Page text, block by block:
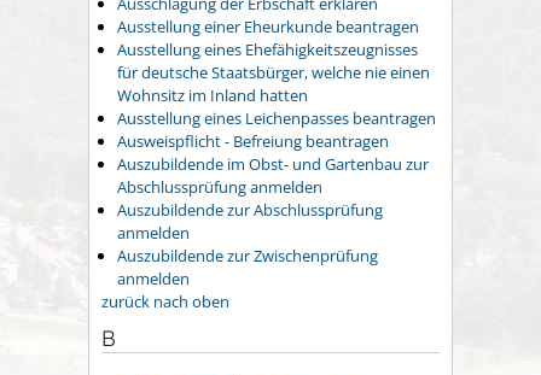
Ausstellung einer Eheurkunde beantragen
Ausstellung eines Ehefähigkeitszeugnisses
für deutsche Staatsbürger, welche nie einen
Wohnsitz im Inland hatten
Ausstellung eines Leichenpasses beantragen
Ausweispflicht - Befreiung beantragen
Auszubildende im Obst- und Gartenbau zur
Abschlussprüfung anmelden
Auszubildende zur Abschlussprüfung
anmelden
Auszubildende zur Zwischenprüfung
anmelden
zurück nach oben
B